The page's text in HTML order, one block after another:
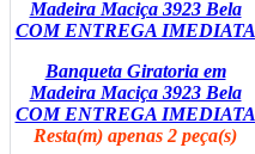
Banqueta Giratoria em
Madeira Maciça 3923 Bela
COM ENTREGA IMEDIATA
Resta(m) apenas 2 peça(s)